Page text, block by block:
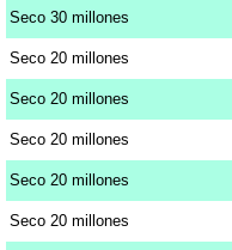
Seco 30 millones
Seco 20 millones
Seco 20 millones
Seco 20 millones
Seco 20 millones
Seco 20 millones